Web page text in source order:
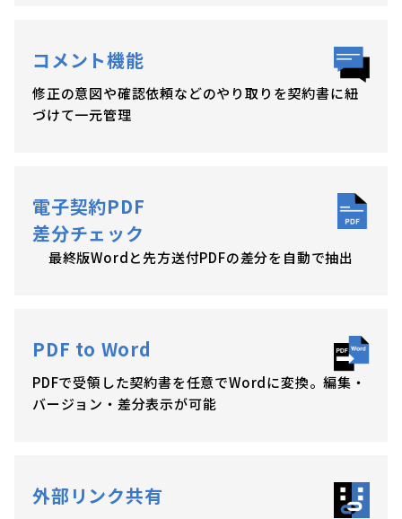
コメント機能
修正の意図や確認依頼などのやり取りを契約書に紐
づけて一元管理
電子契約PDF
差分チェック
最終版Wordと先方送付PDFの差分を自動で抽出
PDF to Word
PDFで受領した契約書を任意でWordに変換。編集・
バージョン・差分表示が可能
外部リンク共有